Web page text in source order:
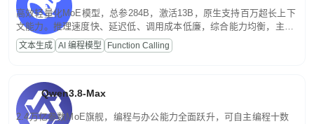
高效轻量化MoE模型，总参284B，激活13B，原生支持百万超长上下
文能力。推理速度快、延迟低、调用成本低廉，综合能力均衡，主打
高并发、轻量化任务，适合日常对话、内容创作、基础 RAG、批量
文案处理等普惠刚需场景。
文本生成 AI 编程模型 Function Calling
Qwen3.8-Max
2.4万亿参数MoE旗舰，编程与办公能力全面跃升，可自主编程十数